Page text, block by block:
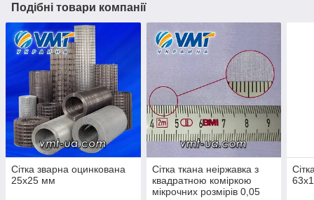
Подібні товари компанії
Сітка зварна оцинкована
25х25 мм
Сітка ткана неіржавка з
квадратною коміркою
мікрочних розмірів 0,05